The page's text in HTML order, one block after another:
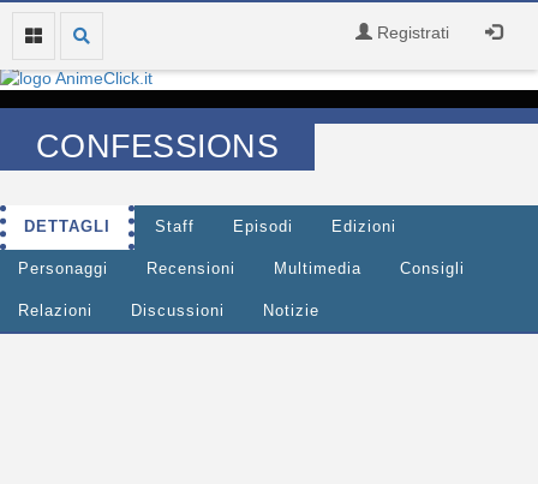
Registrati
CONFESSIONS
DETTAGLI Staff Episodi Edizioni
Personaggi Recensioni Multimedia Consigli
Relazioni Discussioni Notizie